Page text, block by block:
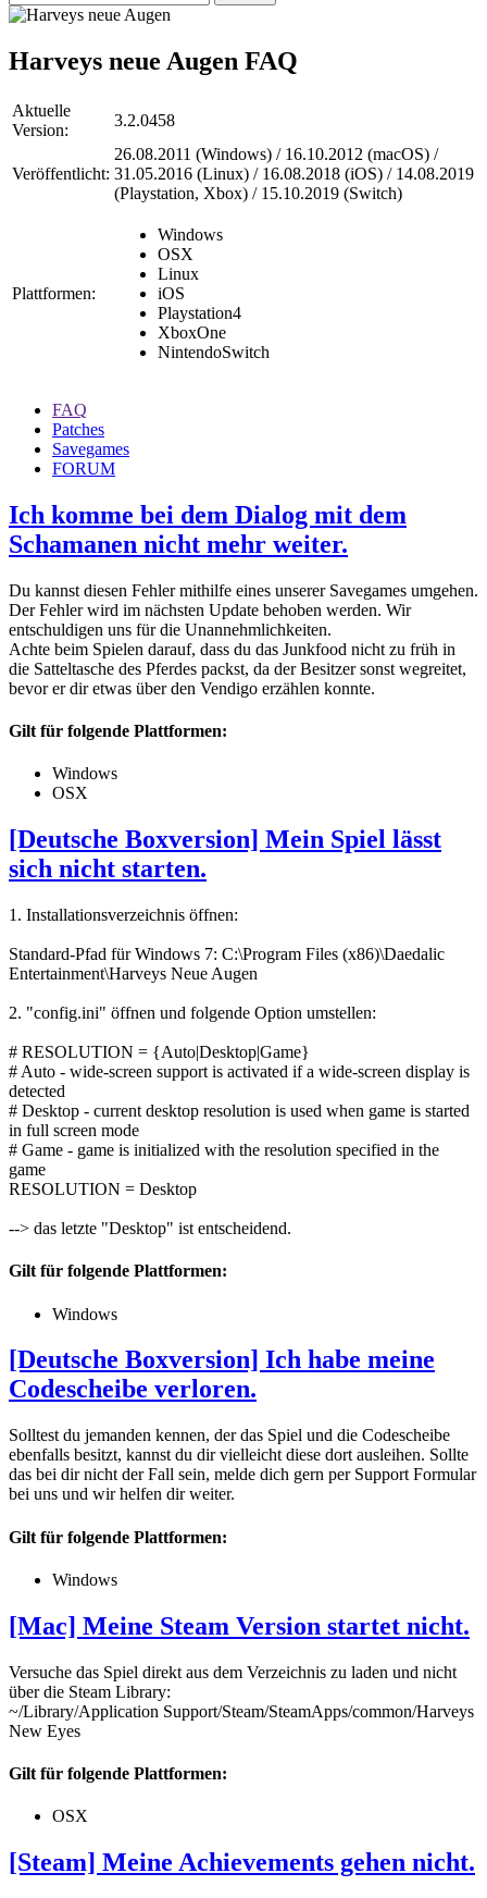
Harveys neue Augen FAQ
Aktuelle
Version:
3.2.0458
Veröffentlicht:
26.08.2011 (Windows) / 16.10.2012 (macOS) /
31.05.2016 (Linux) / 16.08.2018 (iOS) / 14.08.2019
(Playstation, Xbox) / 15.10.2019 (Switch)
Plattformen:
Windows
OSX
Linux
iOS
Playstation4
XboxOne
NintendoSwitch
FAQ
Patches
Savegames
FORUM
Ich komme bei dem Dialog mit dem
Schamanen nicht mehr weiter.
Du kannst diesen Fehler mithilfe eines unserer Savegames umgehen.
Der Fehler wird im nächsten Update behoben werden. Wir
entschuldigen uns für die Unannehmlichkeiten.
Achte beim Spielen darauf, dass du das Junkfood nicht zu früh in
die Satteltasche des Pferdes packst, da der Besitzer sonst wegreitet,
bevor er dir etwas über den Vendigo erzählen konnte.
Gilt für folgende Plattformen:
Windows
OSX
[Deutsche Boxversion] Mein Spiel lässt
sich nicht starten.
1. Installationsverzeichnis öffnen:
Standard-Pfad für Windows 7: C:\Program Files (x86)\Daedalic
Entertainment\Harveys Neue Augen
2. "config.ini" öffnen und folgende Option umstellen:
# RESOLUTION = {Auto|Desktop|Game}
# Auto - wide-screen support is activated if a wide-screen display is
detected
# Desktop - current desktop resolution is used when game is started
in full screen mode
# Game - game is initialized with the resolution specified in the
game
RESOLUTION = Desktop
--> das letzte "Desktop" ist entscheidend.
Gilt für folgende Plattformen:
Windows
[Deutsche Boxversion] Ich habe meine
Codescheibe verloren.
Solltest du jemanden kennen, der das Spiel und die Codescheibe
ebenfalls besitzt, kannst du dir vielleicht diese dort ausleihen. Sollte
das bei dir nicht der Fall sein, melde dich gern per Support Formular
bei uns und wir helfen dir weiter.
Gilt für folgende Plattformen:
Windows
[Mac] Meine Steam Version startet nicht.
Versuche das Spiel direkt aus dem Verzeichnis zu laden und nicht
über die Steam Library:
~/Library/Application Support/Steam/SteamApps/common/Harveys
New Eyes
Gilt für folgende Plattformen:
OSX
[Steam] Meine Achievements gehen nicht.